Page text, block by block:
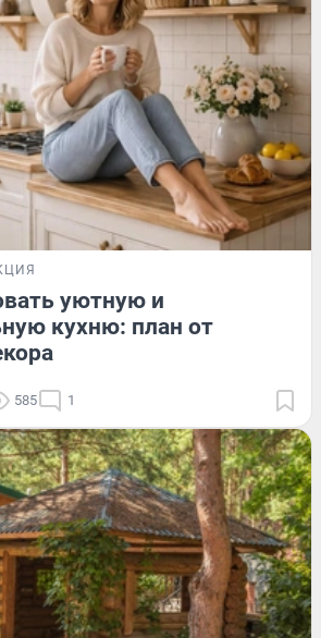
уютную и
кухню: план от
585 1